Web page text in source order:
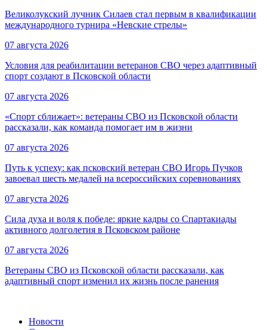
Великолукский лучник Силаев стал первым в квалификации
международного турнира «Невские стрелы»
07 августа 2026
Условия для реабилитации ветеранов СВО через адаптивный
спорт создают в Псковской области
07 августа 2026
«Спорт сближает»: ветераны СВО из Псковской области
рассказали, как команда помогает им в жизни
07 августа 2026
Путь к успеху: как псковский ветеран СВО Игорь Пучков
завоевал шесть медалей на всероссийских соревнованиях
07 августа 2026
Сила духа и воля к победе: яркие кадры со Спартакиады
активного долголетия в Псковском районе
07 августа 2026
Ветераны СВО из Псковской области рассказали, как
адаптивный спорт изменил их жизнь после ранения
Новости